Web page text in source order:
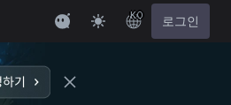
KO 로그인